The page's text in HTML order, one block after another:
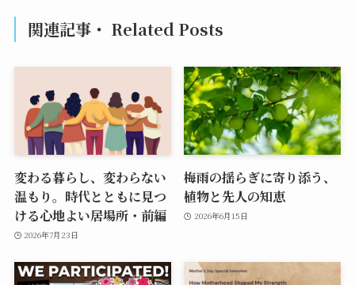
関連記事・ Related Posts
変わる暮らし、変わらない
温もり。時代とともに見つ
ける心地よい居場所・前編
2026年7月23日
梅雨の揺らぎに寄り添う、
植物と先人の知恵
2026年6月15日